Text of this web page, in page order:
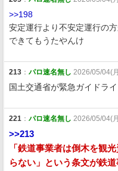
>>198
安定運行より不安定運行の
できてもうたやんけ
213 ： パロ速名無し 2026/05/04(
国土交通省が緊急ガイドラ
221 ： パロ速名無し 2026/05/04(
>>213
「鉄道事業者は倒木を観
らない」という条文が鉄